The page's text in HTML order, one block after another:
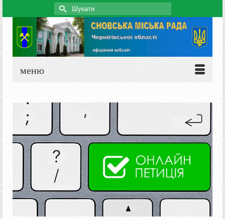
Search
for:
меню